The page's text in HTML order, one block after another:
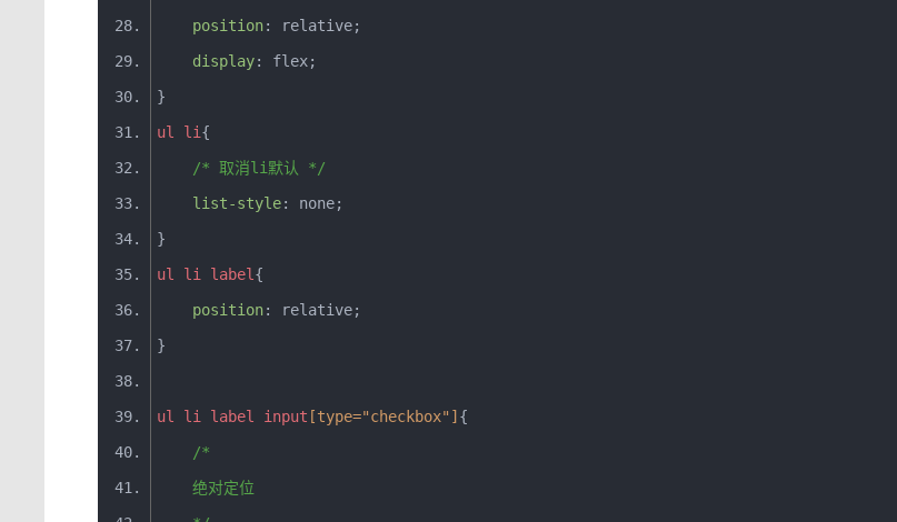
position: relative;
display: flex;
}
ul
li {
/* 取消li默认 */
list-style: none;
}
ul
li label {
position: relative;
}
ul li label input [type="checkbox" ] {
/*
    绝对定位